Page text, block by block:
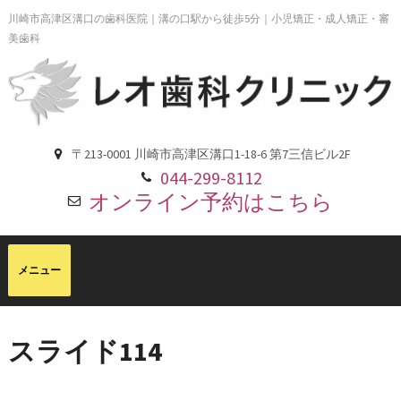
川崎市高津区溝口の歯科医院｜溝の口駅から徒歩5分｜小児矯正・成人矯正・審
美歯科
〒213-0001 川崎市高津区溝口1-18-6 第7三信ビル2F
044-299-8112
オンライン予約はこちら
スライド114